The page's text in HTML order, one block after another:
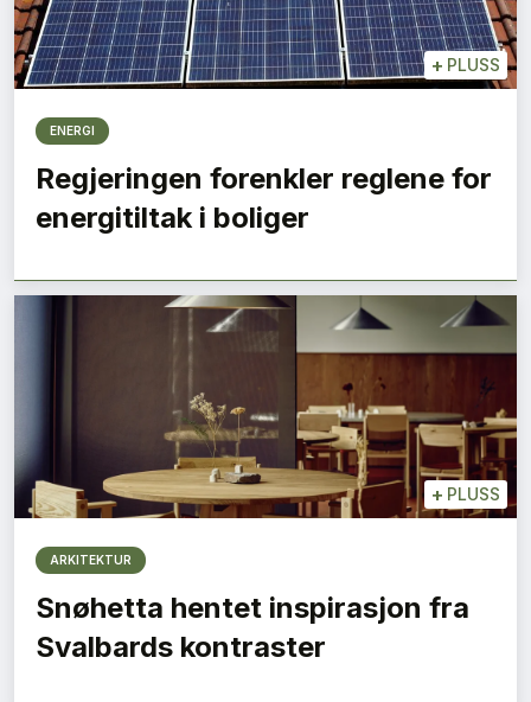
+ PLUSS
ENERGI
Regjeringen forenkler reglene for
energitiltak i boliger
+ PLUSS
ARKITEKTUR
Snøhetta hentet inspirasjon fra
Svalbards kontraster